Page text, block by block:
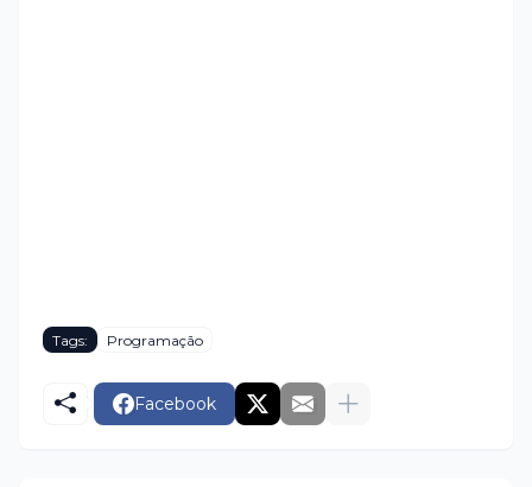
Tags: Programação
Facebook